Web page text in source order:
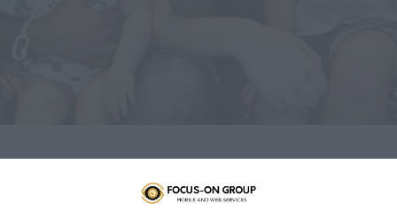
Κρίστα, μαμά 2 παιδιών και η